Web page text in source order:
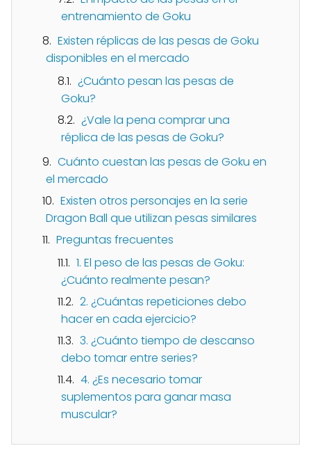
entrenamiento de Goku
Existen réplicas de las pesas de Goku
disponibles en el mercado
¿Cuánto pesan las pesas de
Goku?
¿Vale la pena comprar una
réplica de las pesas de Goku?
Cuánto cuestan las pesas de Goku en
el mercado
Existen otros personajes en la serie
Dragon Ball que utilizan pesas similares
Preguntas frecuentes
1. El peso de las pesas de Goku:
¿Cuánto realmente pesan?
2. ¿Cuántas repeticiones debo
hacer en cada ejercicio?
3. ¿Cuánto tiempo de descanso
debo tomar entre series?
4. ¿Es necesario tomar
suplementos para ganar masa
muscular?